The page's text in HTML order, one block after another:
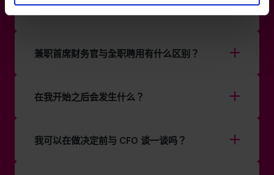
兼职首席财务官与全职聘用有什么区别？
在我开始之后会发生什么？
我可以在做决定前与 CFO 谈一谈吗？